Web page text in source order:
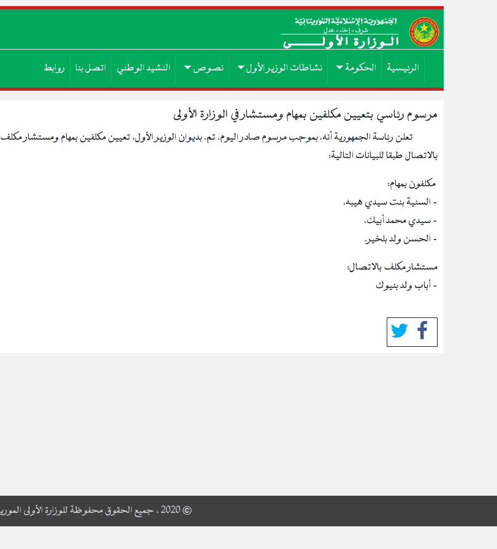
الرئيسية الحكومة نشاطات الوزير الأول نصوص النشيد الوطني اتصل بنا روابط
مرسوم رئاسي بتعيين مكلفين بمهام ومستشار في الوزارة الأولى
تعلن رئاسة الجمهورية أنه، بموجب مرسوم صادر اليوم، تم، بديوان الوزير الأول، تعيين مكلفين بمهام ومستشار مكلف
بالاتصال طبقا للبيانات التالية:
مكلفون بمهام:
- السنية بنت سيدي هيبه،
- سيدي محمد أبيك،
- الحسن ولد بلخير.
مستشار مكلف بالاتصال:
- أباب ولد بنيوك
© 2020 ، جميع الحقوق محفوظة للوزارة الأولى الموريتانية